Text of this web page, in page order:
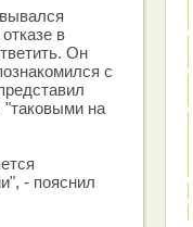
в
Он
с
"таковыми на
- пояснил